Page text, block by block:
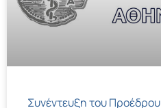
Συνέντευξη του